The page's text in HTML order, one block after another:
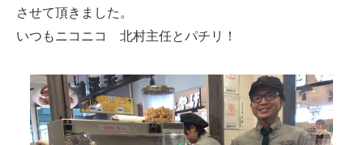
させて頂きました。
いつもニコニコ 北村主任とパチリ！